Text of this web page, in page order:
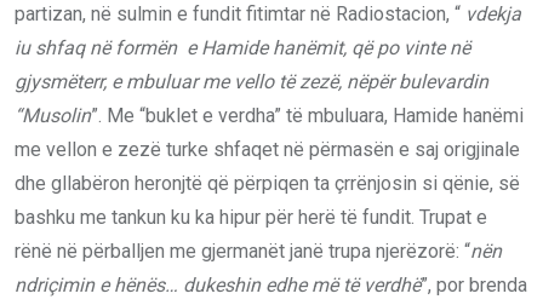
partizan, në sulmin e fundit fitimtar në Radiostacion, “ vdekja
iu shfaq në formën e Hamide hanëmit, që po vinte në
gjysmëterr, e mbuluar me vello të zezë, nëpër bulevardin
“Musolin”. Me “buklet e verdha” të mbuluara, Hamide hanëmi
me vellon e zezë turke shfaqet në përmasën e saj origjinale
dhe gllabëron heronjtë që përpiqen ta çrrënjosin si qënie, së
bashku me tankun ku ka hipur për herë të fundit. Trupat e
rënë në përballjen me gjermanët janë trupa njerëzorë: “nën
ndriçimin e hënës… dukeshin edhe më të verdhë”, por brenda